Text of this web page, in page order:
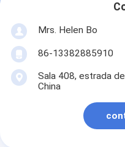
Mrs. Helen Bo
86-13382885910
Sala 408, estrada
China